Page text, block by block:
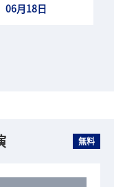
06月18日
無料